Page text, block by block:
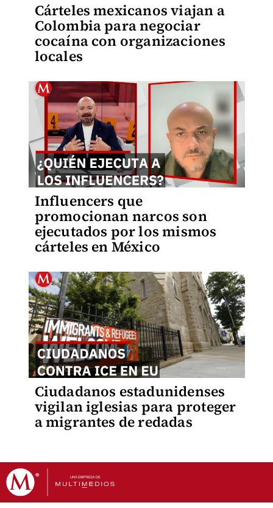
Cárteles mexicanos viajan a
Colombia para negociar
cocaína con organizaciones
locales
Influencers que
promocionan narcos son
ejecutados por los mismos
cárteles en México
Ciudadanos estadunidenses
vigilan iglesias para proteger
a migrantes de redadas